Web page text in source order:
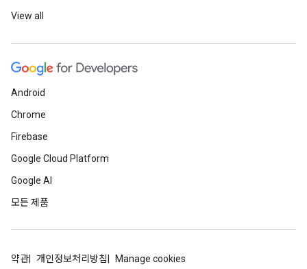
View all
Android
Chrome
Firebase
Google Cloud Platform
Google AI
모든 제품
약관 개인정보처리방침 Manage cookies